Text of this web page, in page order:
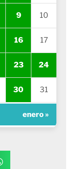
9 10
16 17
23 24
30 31
enero »